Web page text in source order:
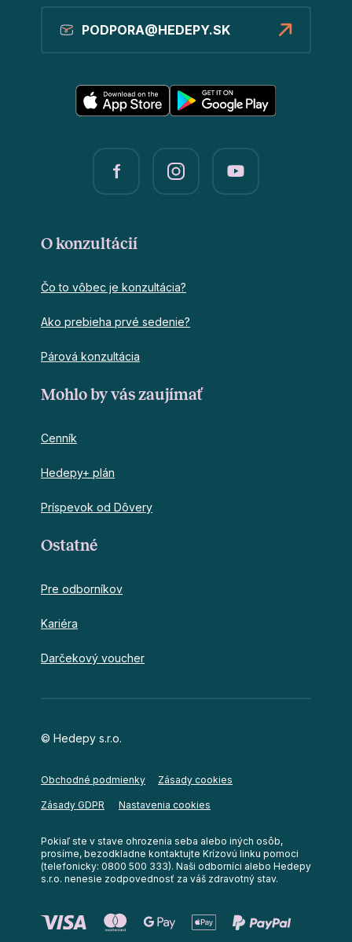
PODPORA@HEDEPY.SK
O konzultácií
Čo to vôbec je konzultácia?
Ako prebieha prvé sedenie?
Párová konzultácia
Mohlo by vás zaujímať
Cenník
Hedepy+ plán
Príspevok od Dôvery
Ostatné
Pre odborníkov
Kariéra
Darčekový voucher
© Hedepy s.r.o.
Obchodné podmienky Zásady cookies
Zásady GDPR Nastavenia cookies
Pokiaľ ste v stave ohrozenia seba alebo iných osôb,
prosíme, bezodkladne kontaktujte Krízovú linku pomoci
(telefonicky: 0800 500 333). Naši odborníci alebo Hedepy
s.r.o. nenesie zodpovednosť za váš zdravotný stav.